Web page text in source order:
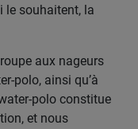
le souhaitent, la
aux nageurs
polo, ainsi qu’à
polo constitue
et nous